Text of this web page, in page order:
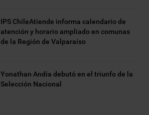
IPS ChileAtiende informa calendario de
atención y horario ampliado en comunas
de la Región de Valparaíso
Yonathan Andía debutó en el triunfo de la
Selección Nacional